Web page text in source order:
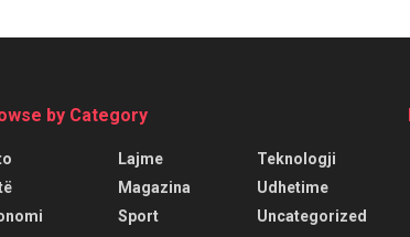
by Category
Lajme
Magazina
Sport
Teknologji
Udhetime
Uncategorized